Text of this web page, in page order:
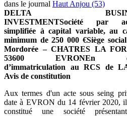
dans le journal Haut Anjou (53)
DELTA
INVESTMENTSociété par
simplifiée à capital variable, au
minimum de 250 000 €Siège
Mordorée – CHATRES LA
53600 EVRONEn
d’immatriculation au RCS de
Avis de constitution
Aux termes d'un acte sous seing
date à EVRON du 14 février 2020,
constitué une société